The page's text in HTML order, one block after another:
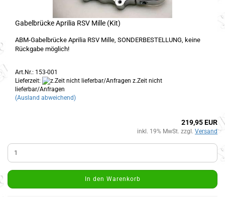
Gabelbrücke Aprilia RSV Mille (Kit)
ABM-Gabelbrücke Aprilia RSV Mille, SONDERBESTELLUNG, keine
Rückgabe möglich!
Art.Nr.: 153-001
Lieferzeit:
z.Zeit nicht
lieferbar/Anfragen
(Ausland abweichend)
219,95 EUR
inkl. 19% MwSt. zzgl. Versand
In den Warenkorb